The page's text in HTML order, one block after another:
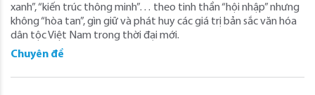
xanh”, “kiến trúc thông minh”… theo tinh thần “hội nhập” nhưng
không “hòa tan”, gìn giữ và phát huy các giá trị bản sắc văn hóa
dân tộc Việt Nam trong thời đại mới.
Chuyên đề